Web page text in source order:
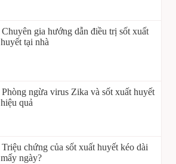
Chuyên gia hướng dẫn điều trị sốt xuất
huyết tại nhà
Phòng ngừa virus Zika và sốt xuất huyết
hiệu quả
Triệu chứng của sốt xuất huyết kéo dài
mấy ngày?